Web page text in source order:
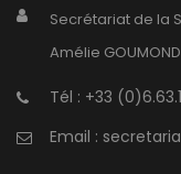
Secrétariat de la
Amélie
Tél : +33
Email :